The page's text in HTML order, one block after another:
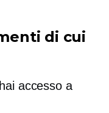
di cui
accesso a